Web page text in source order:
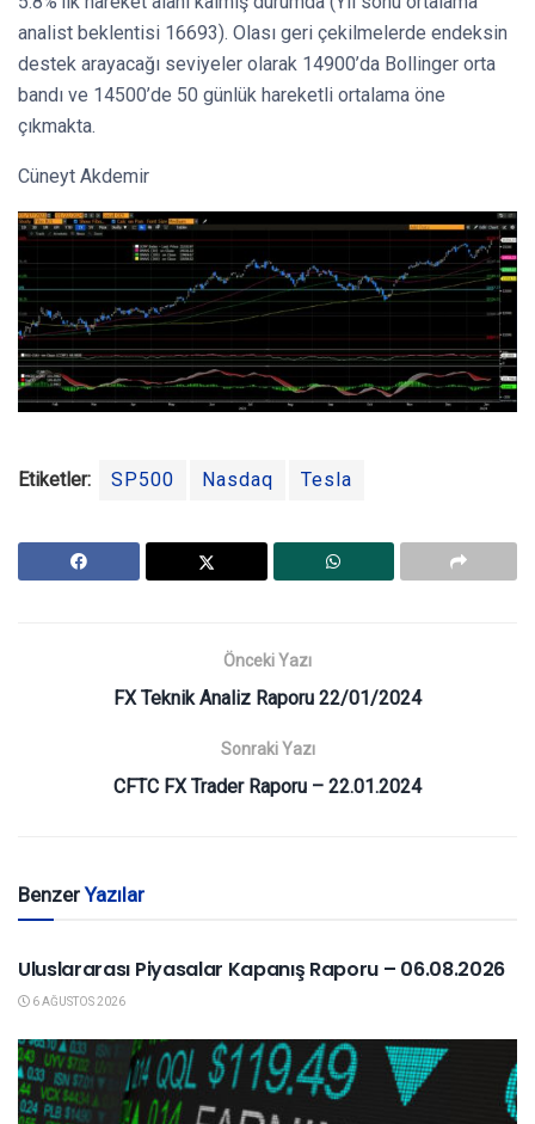
analist beklentisi 16693). Olası geri çekilmelerde endeksin
destek arayacağı seviyeler olarak 14900’da Bollinger orta
bandı ve 14500’de 50 günlük hareketli ortalama öne
çıkmakta.
Cüneyt Akdemir
Etiketler: SP500 Nasdaq Tesla
Önceki Yazı
FX Teknik Analiz Raporu 22/01/2024
Sonraki Yazı
CFTC FX Trader Raporu – 22.01.2024
BenzerYazılar
YURTDIŞI PIYASALAR
Uluslararası Piyasalar Kapanış Raporu – 06.08.2026
6 AĞUSTOS 2026